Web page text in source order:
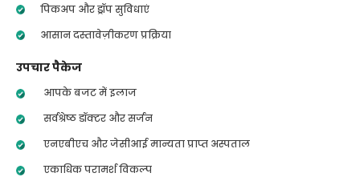
पिकअप और ड्रॉप सुविधाएं
आसान दस्तावेज़ीकरण प्रक्रिया
उपचार पैकेज
आपके बजट में इलाज
सर्वश्रेष्ठ डॉक्टर और सर्जन
एनएबीएच और जेसीआई मान्यता प्राप्त अस्पताल
एकाधिक परामर्श विकल्प